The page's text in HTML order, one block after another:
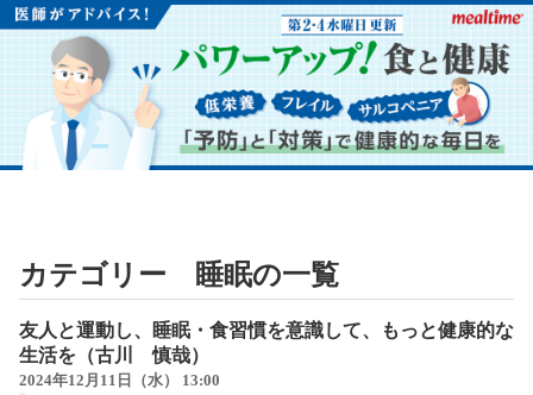
カテゴリー 睡眠の一覧
友人と運動し、睡眠・食習慣を意識して、もっと健康的な
生活を（古川 慎哉）
2024年12月11日（水） 13:00